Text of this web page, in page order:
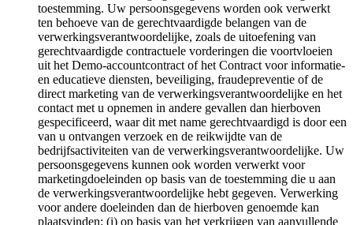
toestemming. Uw persoonsgegevens worden ook verwerkt
ten behoeve van de gerechtvaardigde belangen van de
verwerkingsverantwoordelijke, zoals de uitoefening van
gerechtvaardigde contractuele vorderingen die voortvloeien
uit het Demo-accountcontract of het Contract voor informatie-
en educatieve diensten, beveiliging, fraudepreventie of de
direct marketing van de verwerkingsverantwoordelijke en het
contact met u opnemen in andere gevallen dan hierboven
gespecificeerd, waar dit met name gerechtvaardigd is door een
van u ontvangen verzoek en de reikwijdte van de
bedrijfsactiviteiten van de verwerkingsverantwoordelijke. Uw
persoonsgegevens kunnen ook worden verwerkt voor
marketingdoeleinden op basis van de toestemming die u aan
de verwerkingsverantwoordelijke hebt gegeven. Verwerking
voor andere doeleinden dan de hierboven genoemde kan
plaatsvinden: (i) op basis van het verkrijgen van aanvullende